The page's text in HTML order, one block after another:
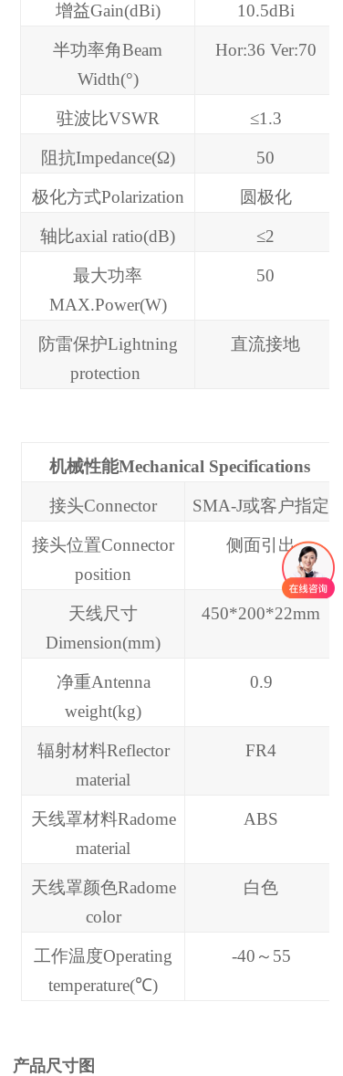
增益Gain(dBi) 10.5dBi
半功率角Beam
Width(°)
Hor:36 Ver:70
驻波比VSWR ≤1.3
阻抗Impedance(Ω) 50
极化方式Polarization 圆极化
轴比axial ratio(dB) ≤2
最大功率
MAX.Power(W)
50
防雷保护Lightning
protection
直流接地
机械性能Mechanical Specifications
接头Connector SMA-J或客户指定
接头位置Connector
position
侧面引出
天线尺寸
Dimension(mm)
450*200*22mm
净重Antenna
weight(kg)
0.9
辐射材料Reflector
material
FR4
天线罩材料Radome
material
ABS
天线罩颜色Radome
color
白色
工作温度Operating
temperature(℃)
-40～55
产品尺寸图